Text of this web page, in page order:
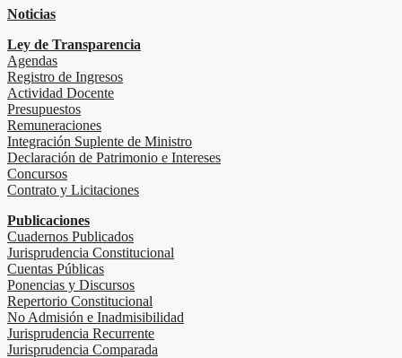
Noticias
Ley de Transparencia
Agendas
Registro de Ingresos
Actividad Docente
Presupuestos
Remuneraciones
Integración Suplente de Ministro
Declaración de Patrimonio e Intereses
Concursos
Contrato y Licitaciones
Publicaciones
Cuadernos Publicados
Jurisprudencia Constitucional
Cuentas Públicas
Ponencias y Discursos
Repertorio Constitucional
No Admisión e Inadmisibilidad
Jurisprudencia Recurrente
Jurisprudencia Comparada